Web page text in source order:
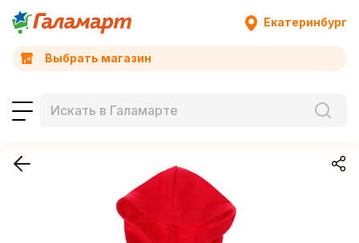
Екатеринбург
Выбрать магазин